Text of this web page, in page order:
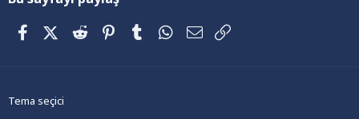
FacebookX (Twitter)
Reddit PinterestTumblrWhatsApp
E-posta
Tema seçici